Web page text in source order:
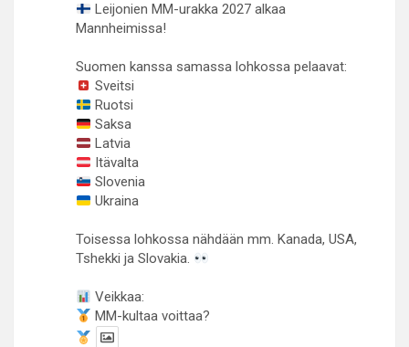
Leijonien MM-urakka 2027 alkaa
Mannheimissa!
Suomen kanssa samassa lohkossa pelaavat:
Sveitsi
Ruotsi
Saksa
Latvia
Itävalta
Slovenia
Ukraina
Toisessa lohkossa nähdään mm. Kanada, USA,
Tshekki ja Slovakia.
Veikkaa:
MM-kultaa voittaa?